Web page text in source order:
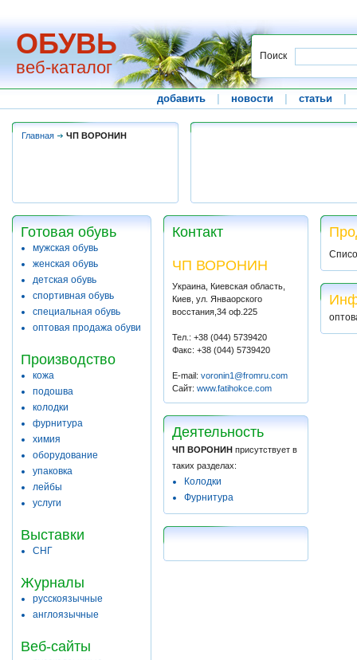
ОБУВЬ
веб-каталог
Поиск
добавить новости статьи
Главная ЧП ВОРОНИН
Готовая обувь
мужская обувь
женская обувь
детская обувь
спортивная обувь
специальная обувь
оптовая продажа обуви
Производство
кожа
подошва
колодки
фурнитура
химия
оборудование
упаковка
лейбы
услуги
Выставки
СНГ
Журналы
русскоязычные
англоязычные
Веб-сайты
Контакт
ЧП ВОРОНИН
Украина, Киевская область,
Киев, ул. Янваорского
восстания,34 оф.225
Тел.: +38 (044) 5739420
Факс: +38 (044) 5739420
E-mail: voronin1@fromru.com
Сайт: www.fatihokce.com
Деятельность
ЧП ВОРОНИН присутствует в
таких разделах:
Колодки
Фурнитура